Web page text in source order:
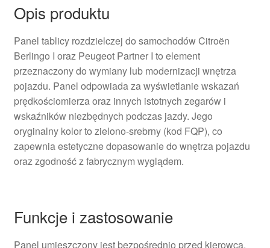
Opis produktu
Panel tablicy rozdzielczej do samochodów Citroën
Berlingo I oraz Peugeot Partner I to element
przeznaczony do wymiany lub modernizacji wnętrza
pojazdu. Panel odpowiada za wyświetlanie wskazań
prędkościomierza oraz innych istotnych zegarów i
wskaźników niezbędnych podczas jazdy. Jego
oryginalny kolor to zielono-srebrny (kod FQP), co
zapewnia estetyczne dopasowanie do wnętrza pojazdu
oraz zgodność z fabrycznym wyglądem.
Funkcje i zastosowanie
Panel umieszczony jest bezpośrednio przed kierowcą,